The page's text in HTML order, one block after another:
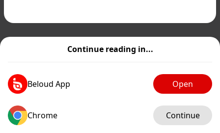
Continue reading in...
Beloud App Open
Chrome Continue